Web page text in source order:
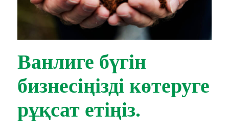
Ванлиге бүгін
бизнесіңізді көтеруге
рұқсат етіңіз.